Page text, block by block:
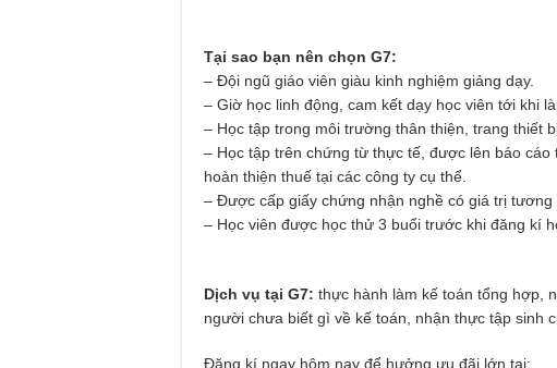
Tại sao bạn nên chọn G7:
– Đội ngũ giáo viên giàu kinh nghiệm giảng dạy.
– Giờ học linh động, cam kết dạy học viên tới khi
– Học tập trong môi trường thân thiện, trang thiết
– Học tập trên chứng từ thực tế, được lên báo
hoàn thiện thuế tại các công ty cụ thể.
– Được cấp giấy chứng nhận nghề có giá trị tương
– Học viên được học thử 3 buổi trước khi đăng kí
Dịch vụ tại G7: thực hành làm kế toán tổng hợp,
người chưa biết gì về kế toán, nhận thực tập sinh
Đăng kí ngay hôm nay để hưởng ưu đãi lớn tại: